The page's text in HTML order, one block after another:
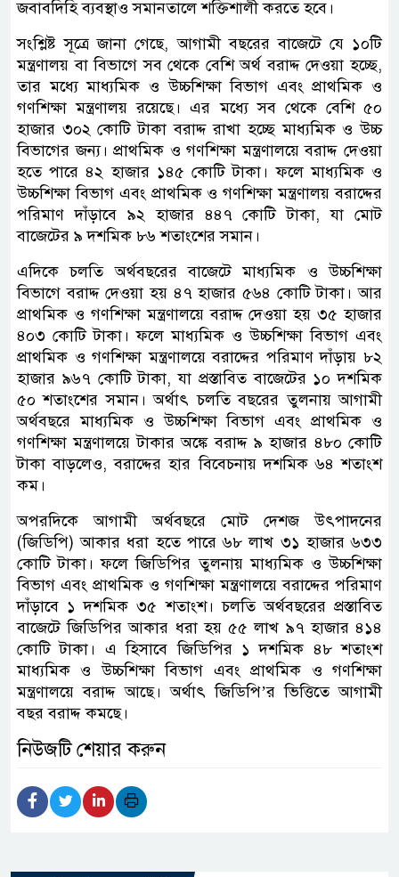
জবাবদিহি ব্যবস্থাও সমানতালে শক্তিশালী করতে হবে।
সংশ্লিষ্ট সূত্রে জানা গেছে, আগামী বছরের বাজেটে যে ১০টি
মন্ত্রণালয় বা বিভাগে সব থেকে বেশি অর্থ বরাদ্দ দেওয়া হচ্ছে,
তার মধ্যে মাধ্যমিক ও উচ্চশিক্ষা বিভাগ এবং প্রাথমিক ও
গণশিক্ষা মন্ত্রণালয় রয়েছে। এর মধ্যে সব থেকে বেশি ৫০
হাজার ৩০২ কোটি টাকা বরাদ্দ রাখা হচ্ছে মাধ্যমিক ও উচ্চ
বিভাগের জন্য। প্রাথমিক ও গণশিক্ষা মন্ত্রণালয়ে বরাদ্দ দেওয়া
হতে পারে ৪২ হাজার ১৪৫ কোটি টাকা। ফলে মাধ্যমিক ও
উচ্চশিক্ষা বিভাগ এবং প্রাথমিক ও গণশিক্ষা মন্ত্রণালয় বরাদ্দের
পরিমাণ দাঁড়াবে ৯২ হাজার ৪৪৭ কোটি টাকা, যা মোট
বাজেটের ৯ দশমিক ৮৬ শতাংশের সমান।
এদিকে চলতি অর্থবছরের বাজেটে মাধ্যমিক ও উচ্চশিক্ষা
বিভাগে বরাদ্দ দেওয়া হয় ৪৭ হাজার ৫৬৪ কোটি টাকা। আর
প্রাথমিক ও গণশিক্ষা মন্ত্রণালয়ে বরাদ্দ দেওয়া হয় ৩৫ হাজার
৪০৩ কোটি টাকা। ফলে মাধ্যমিক ও উচ্চশিক্ষা বিভাগ এবং
প্রাথমিক ও গণশিক্ষা মন্ত্রণালয়ে বরাদ্দের পরিমাণ দাঁড়ায় ৮২
হাজার ৯৬৭ কোটি টাকা, যা প্রস্তাবিত বাজেটের ১০ দশমিক
৫০ শতাংশের সমান। অর্থাৎ চলতি বছরের তুলনায় আগামী
অর্থবছরে মাধ্যমিক ও উচ্চশিক্ষা বিভাগ এবং প্রাথমিক ও
গণশিক্ষা মন্ত্রণালয়ে টাকার অঙ্কে বরাদ্দ ৯ হাজার ৪৮০ কোটি
টাকা বাড়লেও, বরাদ্দের হার বিবেচনায় দশমিক ৬৪ শতাংশ
কম।
অপরদিকে আগামী অর্থবছরে মোট দেশজ উৎপাদনের
(জিডিপি) আকার ধরা হতে পারে ৬৮ লাখ ৩১ হাজার ৬৩৩
কোটি টাকা। ফলে জিডিপির তুলনায় মাধ্যমিক ও উচ্চশিক্ষা
বিভাগ এবং প্রাথমিক ও গণশিক্ষা মন্ত্রণালয়ে বরাদ্দের পরিমাণ
দাঁড়াবে ১ দশমিক ৩৫ শতাংশ। চলতি অর্থবছরের প্রস্তাবিত
বাজেটে জিডিপির আকার ধরা হয় ৫৫ লাখ ৯৭ হাজার ৪১৪
কোটি টাকা। এ হিসাবে জিডিপির ১ দশমিক ৪৮ শতাংশ
মাধ্যমিক ও উচ্চশিক্ষা বিভাগ এবং প্রাথমিক ও গণশিক্ষা
মন্ত্রণালয়ে বরাদ্দ আছে। অর্থাৎ জিডিপি’র ভিত্তিতে আগামী
বছর বরাদ্দ কমছে।
নিউজটি শেয়ার করুন